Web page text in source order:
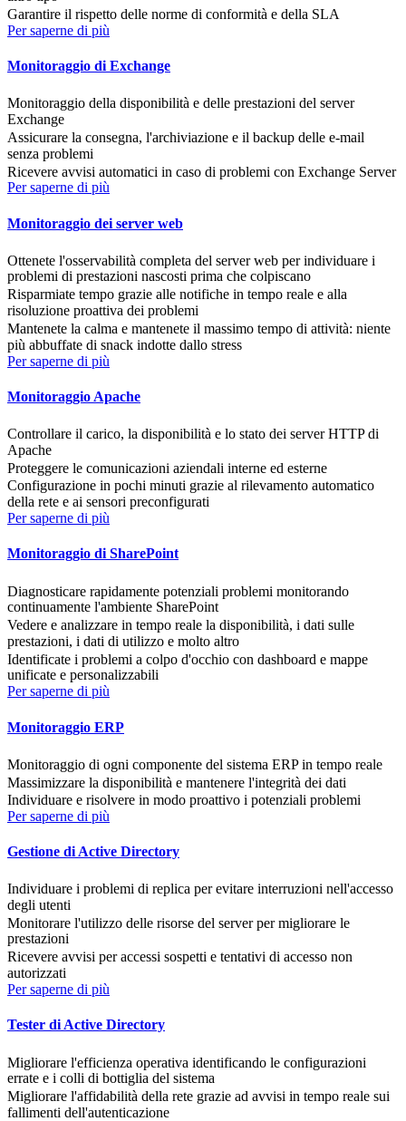
Garantire il rispetto delle norme di conformità e della SLA
Per saperne di più
Monitoraggio di Exchange
Monitoraggio della disponibilità e delle prestazioni del server
Exchange
Assicurare la consegna, l'archiviazione e il backup delle e-mail
senza problemi
Ricevere avvisi automatici in caso di problemi con Exchange Server
Per saperne di più
Monitoraggio dei server web
Ottenete l'osservabilità completa del server web per individuare i
problemi di prestazioni nascosti prima che colpiscano
Risparmiate tempo grazie alle notifiche in tempo reale e alla
risoluzione proattiva dei problemi
Mantenete la calma e mantenete il massimo tempo di attività: niente
più abbuffate di snack indotte dallo stress
Per saperne di più
Monitoraggio Apache
Controllare il carico, la disponibilità e lo stato dei server HTTP di
Apache
Proteggere le comunicazioni aziendali interne ed esterne
Configurazione in pochi minuti grazie al rilevamento automatico
della rete e ai sensori preconfigurati
Per saperne di più
Monitoraggio di SharePoint
Diagnosticare rapidamente potenziali problemi monitorando
continuamente l'ambiente SharePoint
Vedere e analizzare in tempo reale la disponibilità, i dati sulle
prestazioni, i dati di utilizzo e molto altro
Identificate i problemi a colpo d'occhio con dashboard e mappe
unificate e personalizzabili
Per saperne di più
Monitoraggio ERP
Monitoraggio di ogni componente del sistema ERP in tempo reale
Massimizzare la disponibilità e mantenere l'integrità dei dati
Individuare e risolvere in modo proattivo i potenziali problemi
Per saperne di più
Gestione di Active Directory
Individuare i problemi di replica per evitare interruzioni nell'accesso
degli utenti
Monitorare l'utilizzo delle risorse del server per migliorare le
prestazioni
Ricevere avvisi per accessi sospetti e tentativi di accesso non
autorizzati
Per saperne di più
Tester di Active Directory
Migliorare l'efficienza operativa identificando le configurazioni
errate e i colli di bottiglia del sistema
Migliorare l'affidabilità della rete grazie ad avvisi in tempo reale sui
fallimenti dell'autenticazione